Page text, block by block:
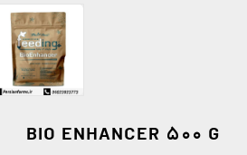
BIO ENHANCER 500 G